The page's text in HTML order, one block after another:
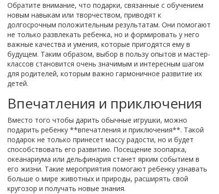
Обратите внимание, что подарки, связанные с обучением
новым навыкам или творчеством, приводят к
долгосрочным положительным результатам. Они помогают
не только развлекать ребенка, но и формировать у него
важные качества и умения, которые пригодятся ему в
будущем. Таким образом, выбор в пользу опытов и мастер-
классов становится очень значимым и интересным шагом
для родителей, которым важно гармоничное развитие их
детей.
Впечатления и приключения
Вместо того чтобы дарить обычные игрушки, можно
подарить ребенку **впечатления и приключения**. Такой
подарок не только принесет массу радости, но и будет
способствовать его развитию. Посещение зоопарка,
океанариума или дельфинария станет ярким событием в
его жизни. Такие мероприятия помогают ребенку узнавать
больше о мире животных и природы, расширять свой
кругозор и получать новые знания.